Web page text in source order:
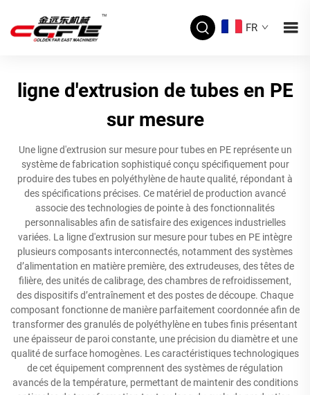
FR
ligne d'extrusion de tubes en PE
sur mesure
Une ligne d'extrusion sur mesure pour tubes en PE représente un
système de fabrication sophistiqué conçu spécifiquement pour
produire des tubes en polyéthylène de haute qualité, répondant à
des spécifications précises. Ce matériel de production avancé
associe des technologies de pointe à des fonctionnalités
personnalisables afin de satisfaire des exigences industrielles
variées. La ligne d'extrusion sur mesure pour tubes en PE intègre
plusieurs composants interconnectés, notamment des systèmes
d’alimentation en matière première, des extrudeuses, des têtes de
filière, des unités de calibrage, des chambres de refroidissement,
des dispositifs d’entraînement et des postes de découpe. Chaque
composant fonctionne de manière parfaitement coordonnée afin de
transformer des granulés de polyéthylène en tubes finis présentant
une épaisseur de paroi constante, une précision du diamètre et une
qualité de surface homogènes. Les caractéristiques technologiques
de cet équipement comprennent des systèmes de régulation
avancés de la température, permettant de maintenir des conditions